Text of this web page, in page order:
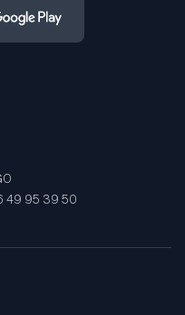
49 95 39 50